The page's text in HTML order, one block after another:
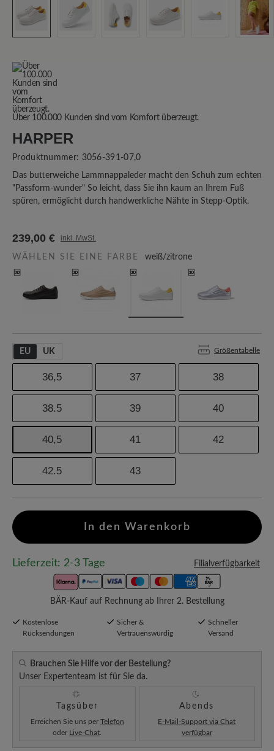
Über 100.000 Kunden sind vom Komfort überzeugt.
HARPER
Produktnummer: 3056-391-07,0
Das butterweiche Lammnappaleder macht den Schuh zum echten
"Passform-wunder" So leicht, dass Sie ihn kaum an Ihrem Fuß
spüren, ermöglicht durch handwerkliche Nähte in Stepp-Optik.
239,00 € inkl. MwSt.
WÄHLEN SIE EINE FARBE weiß/zitrone
EU UK Größentabelle
36,5 37 38
38.5 39 40
40,5 41 42
42.5 43
In den Warenkorb
Lieferzeit: 2-3 Tage Filialverfügbarkeit
BÄR-Kauf auf Rechnung ab Ihrer 2. Bestellung
Kostenlose
Rücksendungen
Sicher &
Vertrauenswürdig
Schneller
Versand
Brauchen Sie Hilfe vor der Bestellung?
Unser Expertenteam ist für Sie da.
Tagsüber
Erreichen Sie uns per Telefon
oder Live-Chat
Abends
E-Mail-Support via Chat
verfügbar